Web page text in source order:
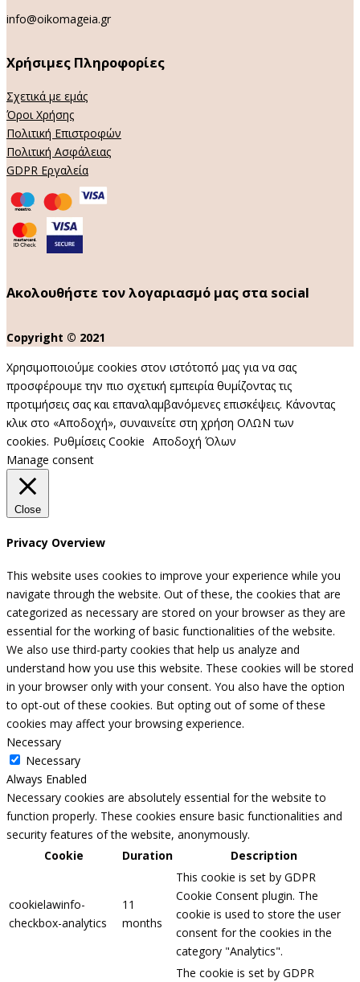
info@oikomageia.gr
Χρήσιμες Πληροφορίες
Σχετικά με εμάς
Όροι Χρήσης
Πολιτική Επιστροφών
Πολιτική Ασφάλειας
GDPR Εργαλεία
Ακολουθήστε τον λογαριασμό μας στα social
Copyright © 2021
Χρησιμοποιούμε cookies στον ιστότοπό μας για να σας
προσφέρουμε την πιο σχετική εμπειρία θυμίζοντας τις
προτιμήσεις σας και επαναλαμβανόμενες επισκέψεις. Κάνοντας
κλικ στο «Αποδοχή», συναινείτε στη χρήση ΟΛΩΝ των
cookies. Ρυθμίσεις Cookie Αποδοχή Όλων
Manage consent
Close
Privacy Overview
This website uses cookies to improve your experience while you
navigate through the website. Out of these, the cookies that are
categorized as necessary are stored on your browser as they are
essential for the working of basic functionalities of the website.
We also use third-party cookies that help us analyze and
understand how you use this website. These cookies will be stored
in your browser only with your consent. You also have the option
to opt-out of these cookies. But opting out of some of these
cookies may affect your browsing experience.
Necessary
Necessary
Always Enabled
Necessary cookies are absolutely essential for the website to
function properly. These cookies ensure basic functionalities and
security features of the website, anonymously.
Cookie
Duration Description
cookielawinfo-
checkbox-analytics
11
months
This cookie is set by GDPR
Cookie Consent plugin. The
cookie is used to store the user
consent for the cookies in the
category "Analytics".
The cookie is set by GDPR